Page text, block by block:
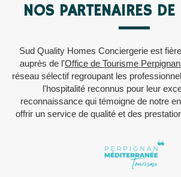
NOS PARTENAIRES DE
Sud Quality Homes Conciergerie est
auprès de l'Office de Tourisme
réseau sélectif regroupant les
l'hospitalité reconnus pour leur
reconnaissance qui témoigne de notre
offrir un service de qualité et des